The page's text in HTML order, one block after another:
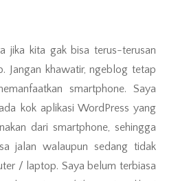
jika kita gak bisa terus-terusan
Jangan khawatir, ngeblog tetap
smartphone. Saya
kok aplikasi WordPress yang
dari smartphone, sehingga
jalan walaupun sedang tidak
/ laptop. Saya belum terbiasa